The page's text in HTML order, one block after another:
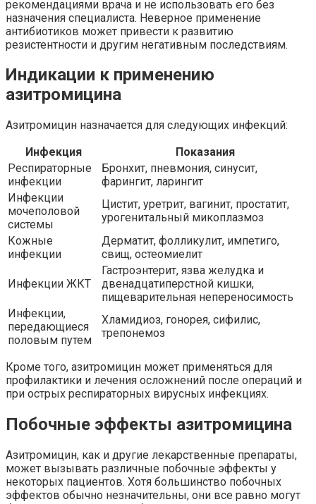
рекомендациями врача и не использовать его без
назначения специалиста. Неверное применение
антибиотиков может привести к развитию
резистентности и другим негативным последствиям.
Индикации к применению
азитромицина
Азитромицин назначается для следующих инфекций:
Инфекция
Показания
Респираторные
инфекции
Бронхит, пневмония, синусит,
фарингит, ларингит
Инфекции
мочеполовой
системы
Цистит, уретрит, вагинит, простатит,
урогенитальный микоплазмоз
Кожные
инфекции
Дерматит, фолликулит, импетиго,
свищ, остеомиелит
Инфекции ЖКТ
Гастроэнтерит, язва желудка и
двенадцатиперстной кишки,
пищеварительная непереносимость
Инфекции,
передающиеся
половым путем
Хламидиоз, гонорея, сифилис,
трепонемоз
Кроме того, азитромицин может применяться для
профилактики и лечения осложнений после операций и
при острых респираторных вирусных инфекциях.
Побочные эффекты азитромицина
Азитромицин, как и другие лекарственные препараты,
может вызывать различные побочные эффекты у
некоторых пациентов. Хотя большинство побочных
эффектов обычно незначительны, они все равно могут